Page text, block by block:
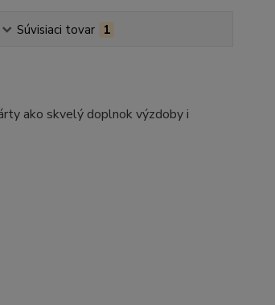
Súvisiaci tovar 1
ako skvelý doplnok výzdoby i